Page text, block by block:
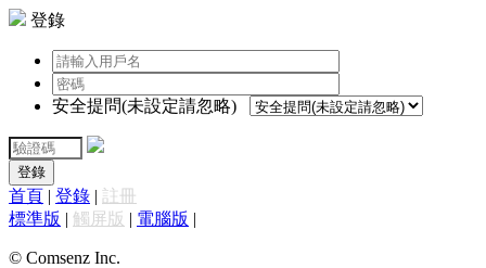
登錄
安全提問(未設定請忽略)
登錄
首頁 | 登錄 | 註冊
標準版 | 觸屏版 | 電腦版 |
© Comsenz Inc.